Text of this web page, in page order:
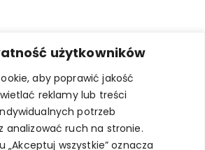
użytkowników
aby poprawić jakość
reklamy lub treści
potrzeb
analizować ruch na stronie.
„Akceptuj wszystkie” oznacza